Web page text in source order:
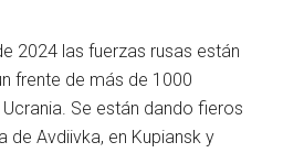
2024 las fuerzas rusas están
frente de más de 1000
Se están dando fieros
Avdiivka, en Kupiansk y